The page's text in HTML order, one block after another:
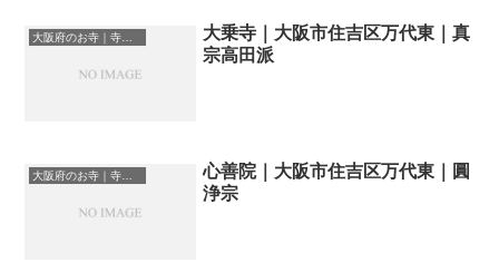
大阪府のお寺｜寺院一覧
大乗寺｜大阪市住吉区万代東｜真
宗高田派
大阪府のお寺｜寺院一覧
心善院｜大阪市住吉区万代東｜圓
浄宗